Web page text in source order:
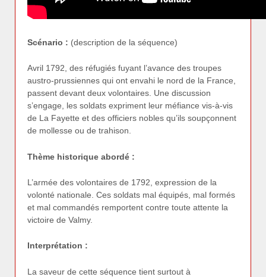
Scénario : (description de la séquence)
Avril 1792, des réfugiés fuyant l’avance des troupes
austro-prussiennes qui ont envahi le nord de la France,
passent devant deux volontaires. Une discussion
s’engage, les soldats expriment leur méfiance vis-à-vis
de La Fayette et des officiers nobles qu’ils soupçonnent
de mollesse ou de trahison.
Thème historique abordé :
L’armée des volontaires de 1792, expression de la
volonté nationale. Ces soldats mal équipés, mal formés
et mal commandés remportent contre toute attente la
victoire de Valmy.
Interprétation :
La saveur de cette séquence tient surtout à